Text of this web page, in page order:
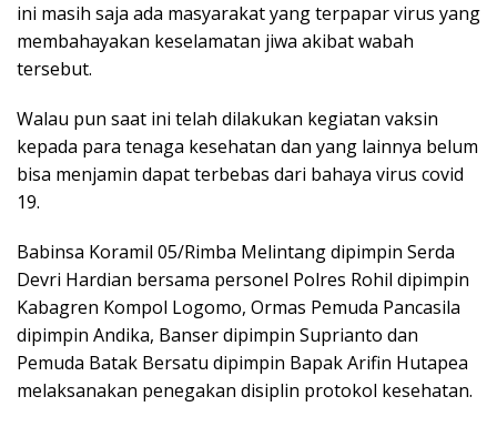
ini masih saja ada masyarakat yang terpapar virus yang
membahayakan keselamatan jiwa akibat wabah
tersebut.
Walau pun saat ini telah dilakukan kegiatan vaksin
kepada para tenaga kesehatan dan yang lainnya belum
bisa menjamin dapat terbebas dari bahaya virus covid
19.
Babinsa Koramil 05/Rimba Melintang dipimpin Serda
Devri Hardian bersama personel Polres Rohil dipimpin
Kabagren Kompol Logomo, Ormas Pemuda Pancasila
dipimpin Andika, Banser dipimpin Suprianto dan
Pemuda Batak Bersatu dipimpin Bapak Arifin Hutapea
melaksanakan penegakan disiplin protokol kesehatan.